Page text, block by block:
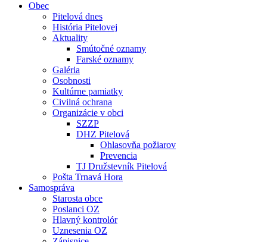
Obec
Pitelová dnes
História Pitelovej
Aktuality
Smútočné oznamy
Farské oznamy
Galéria
Osobnosti
Kultúrne pamiatky
Civilná ochrana
Organizácie v obci
SZZP
DHZ Pitelová
Ohlasovňa požiarov
Prevencia
TJ Družstevník Pitelová
Pošta Trnavá Hora
Samospráva
Starosta obce
Poslanci OZ
Hlavný kontrolór
Uznesenia OZ